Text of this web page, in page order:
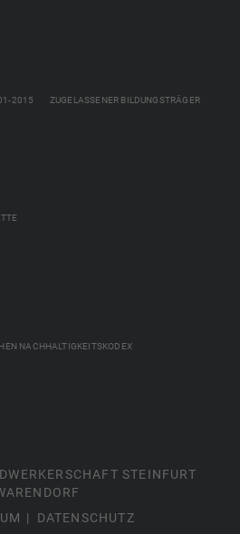
2015 ZUGELASSENER BILDUNGSTRÄGER
NACHHALTIGKEITSKODEX
STEINFURT
DATENSCHUTZ